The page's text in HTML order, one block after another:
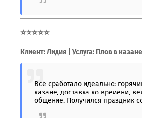
⭐⭐⭐⭐⭐
Клиент: Лидия | Услуга: Плов в казане
Всё сработало идеально:
казане, доставка ко времени,
общение. Получился праздник